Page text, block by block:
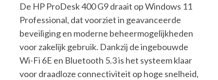
De HP ProDesk 400 G9 draait op Windows 11
Professional, dat voorziet in geavanceerde
beveiliging en moderne beheermogelijkheden
voor zakelijk gebruik. Dankzij de ingebouwde
Wi-Fi 6E en Bluetooth 5.3 is het systeem klaar
voor draadloze connectiviteit op hoge snelheid,